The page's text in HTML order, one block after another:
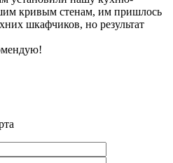
кривым стенам, им пришлось
шкафчиков, но результат